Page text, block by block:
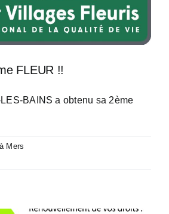
FLEUR !!
BAINS a obtenu sa 2ème
Mers